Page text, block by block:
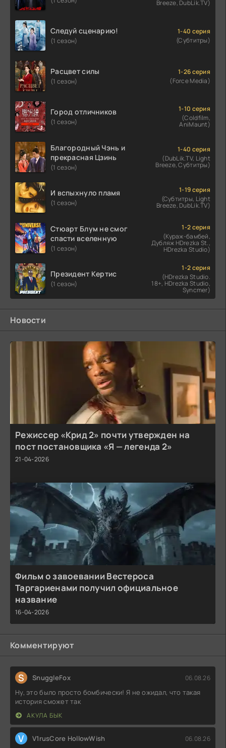
Breeze, DubLik.TV)
Следуй сценарию!
(1 сезон)
1-40 серия
(Субтитры)
Расцвет силы
(1 сезон)
1-26 серия
(Force Media)
Город отличников
(1 сезон)
1-10 серия
(Coldfilm,
AniMaunt)
Благородный Чэнь и
прекрасная Цзинь
(1 сезон)
1-40 серия
(DubLik.TV, Light
Breeze, Субтитры)
И вспыхнуло пламя
(1 сезон)
1-19 серия
(Субтитры, Light
Breeze, DubLik.TV)
Стюарт Блум не смог
спасти вселенную
(1 сезон)
1-2 серия
(Кураж-бамбей,
Дубляж HDrezka St.,
HDrezka Studio)
Президент Кертис
(1 сезон)
1-2 серия
(HDrezka Studio.
18+, HDrezka Studio,
Syncmer)
Новости
Режиссер «Крид 2» почти утвержден на
пост постановщика «Я — легенда 2»
21-04-2026
Фильм о завоевании Вестероса
Таргариенами получил официальное
название
16-04-2026
Комментируют
S SnuggleFox 06.08.26
Ну, это было просто бомбически! Я не ожидал, что такая
история сможет так
АКУЛА БЫК
V V1rusCore HollowWish 06.08.26